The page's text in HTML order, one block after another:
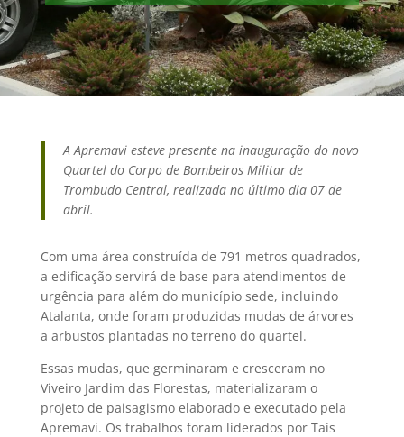
A Apremavi esteve presente na inauguração do novo
Quartel do Corpo de Bombeiros Militar de
Trombudo Central, realizada no último dia 07 de
abril.
Com uma área construída de 791 metros quadrados,
a edificação servirá de base para atendimentos de
urgência para além do município sede, incluindo
Atalanta, onde foram produzidas mudas de árvores
a arbustos plantadas no terreno do quartel.
Essas mudas, que germinaram e cresceram no
Viveiro Jardim das Florestas, materializaram o
projeto de paisagismo elaborado e executado pela
Apremavi. Os trabalhos foram liderados por Taís